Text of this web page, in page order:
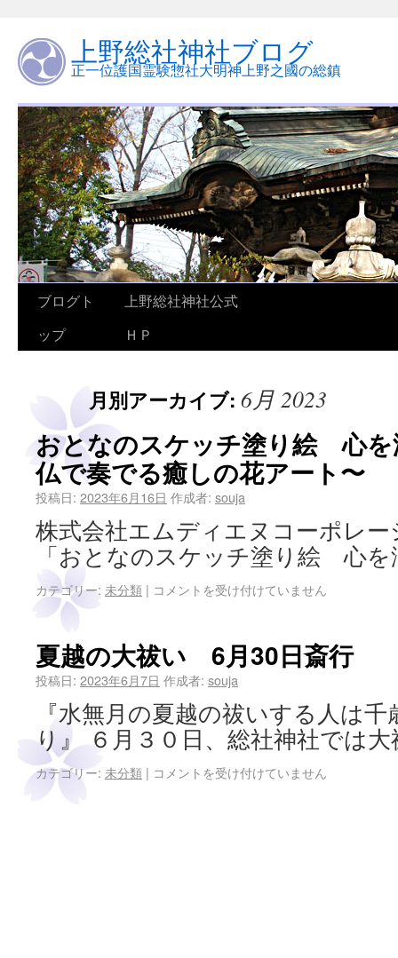
上野総社神社ブログ
正一位護国霊験惣社大明神上野之國の総鎮
ブログト
ップ
上野総社神社公式
ＨＰ
月別アーカイブ: 6月 2023
おとなのスケッチ塗り絵 心を
仏で奏でる癒しの花アート〜
投稿日: 2023年6月16日 作成者: souja
株式会社エムディエヌコーポレ
「おとなのスケッチ塗り絵 心
カテゴリー: 未分類 | コメントを受け付けていません
夏越の大祓い 6月30日斎行
投稿日: 2023年6月7日 作成者: souja
『水無月の夏越の祓いする人は
り』 ６月３０日、総社神社では
カテゴリー: 未分類 | コメントを受け付けていません